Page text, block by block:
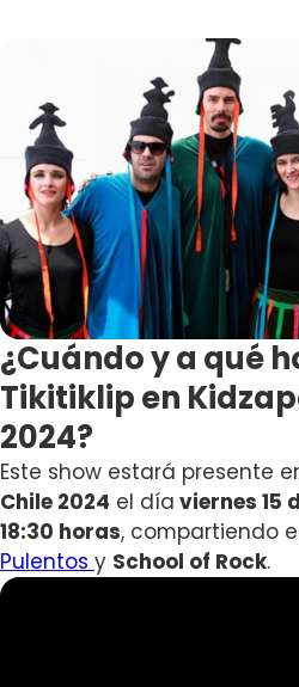
¿Cuándo y a qué
Tikitiklip en
2024?
Este show estará presente
Chile 2024 el día viernes 15
18:30 horas, compartiendo
Pulentos y School of Rock.